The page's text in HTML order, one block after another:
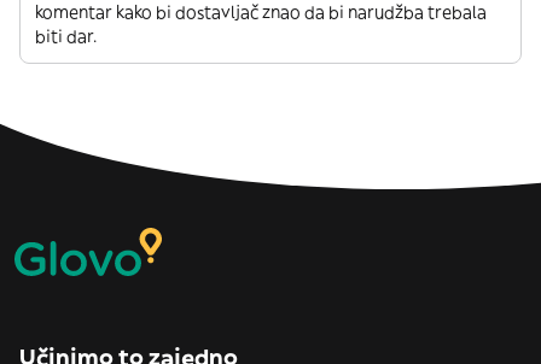
komentar kako bi dostavljač znao da bi narudžba trebala
biti dar.
Učinimo to zajedno